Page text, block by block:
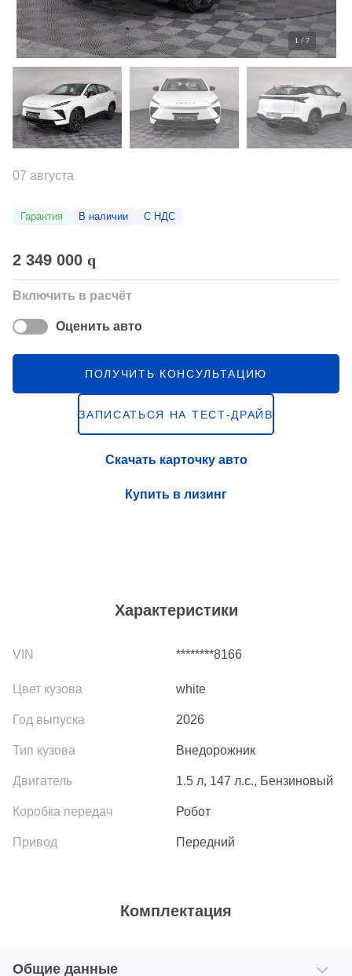
1 / 7
Характеристики
********8166
white
2026
Внедорожник
1.5 л, 147 л.с., Бензиновый
Робот
Передний
07 августа
Гарантия В наличии С НДС
2 349 000 q
Включить в расчёт
Оценить авто
ПОЛУЧИТЬ КОНСУЛЬТАЦИЮ
ЗАПИСАТЬСЯ НА ТЕСТ-ДРАЙВ
Скачать карточку авто
Купить в лизинг
Комплектация
Общие данные